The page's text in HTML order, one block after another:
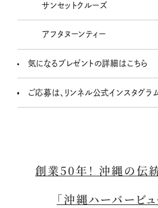
サンセットクルーズ
アフタヌーンティー
気になるプレゼントの詳細はこちら
ご応募は、リンネル公式インスタグラ
創業50年！ 沖縄の伝
「沖縄ハーバービ